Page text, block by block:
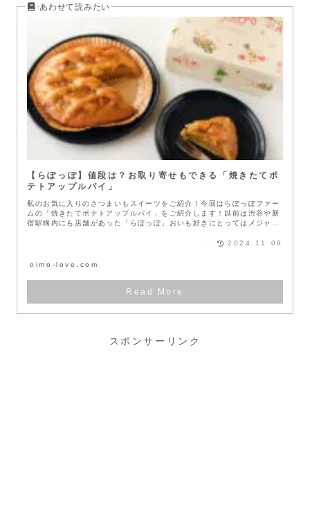
【らぽっぽ】値段は？お取り寄せもできる「焼きたてポ
テトアップルパイ」
私のお気に入りのさつまいもスイーツをご紹介！今回はらぽっぽファー
ムの「焼きたてポテトアップルパイ」をご紹介します！以前は渋谷や新
宿駅構内にも店舗があった「らぽっぽ」おいも好きにとってはメジャー
oimo-love.com
2024.11.09
スポンサーリンク